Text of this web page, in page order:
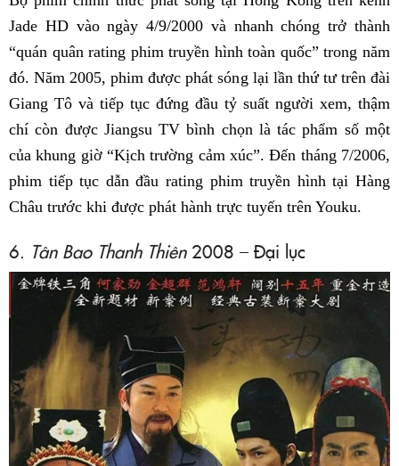
Jade HD vào ngày 4/9/2000 và nhanh chóng trở thành
“quán quân rating phim truyền hình toàn quốc” trong năm
đó. Năm 2005, phim được phát sóng lại lần thứ tư trên đài
Giang Tô và tiếp tục đứng đầu tỷ suất người xem, thậm
chí còn được Jiangsu TV bình chọn là tác phẩm số một
của khung giờ “Kịch trường cảm xúc”. Đến tháng 7/2006,
phim tiếp tục dẫn đầu rating phim truyền hình tại Hàng
Châu trước khi được phát hành trực tuyến trên Youku.
6. Tân Bao Thanh Thiên2008 – Đại lục